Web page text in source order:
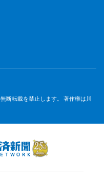
断転載を禁止します。 著作権は川